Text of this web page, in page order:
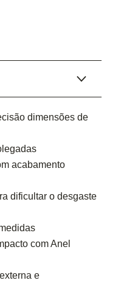
dimensões de
acabamento
dificultar o desgaste
com Anel
e